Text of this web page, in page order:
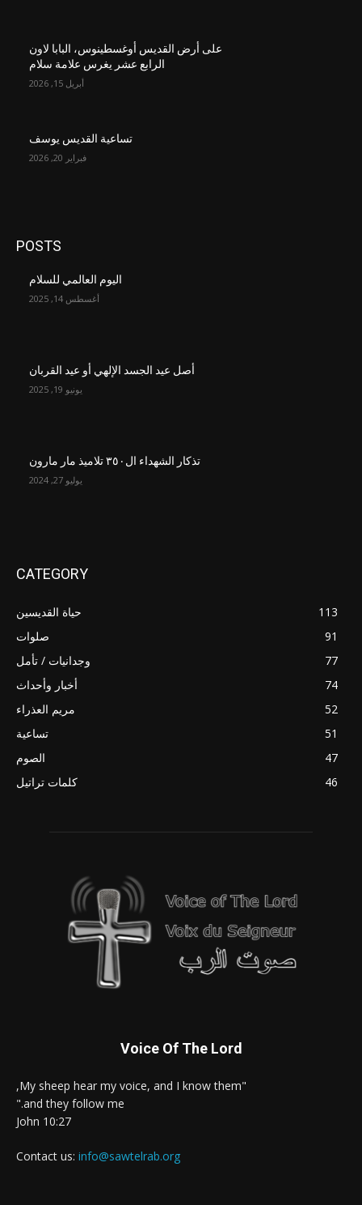
على أرض القديس أوغسطينوس، البابا لاون
الرابع عشر يغرس علامة سلام
أبريل 15, 2026
تساعية القديس يوسف
فبراير 20, 2026
POSTS
اليوم العالمي للسلام
أغسطس 14, 2025
أصل عيد الجسد الإلهي أو عيد القربان
يونيو 19, 2025
تذكار الشهداء ال٣٥٠ تلاميذ مار مارون
يوليو 27, 2024
CATEGORY
حياة القديسين
113
صلوات
91
وجدانيات / تأمل
77
أخبار وأحداث
74
مريم العذراء
52
تساعية
51
الصوم
47
كلمات تراتيل
46
Voice Of The Lord
"My sheep hear my voice, and I know them,
and they follow me."
John 10:27
Contact us: info@sawtelrab.org